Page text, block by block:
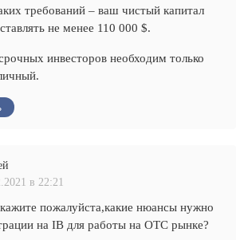
требований – ваш чистый капитал
не менее 110 000 $.
инвесторов необходим только
в 22:21
пожалуйста,какие нюансы нужно
на IB для работы на ОТС рынке?